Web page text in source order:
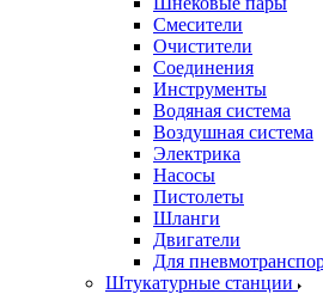
Смесители
Очистители
Соединения
Инструменты
Водяная система
Воздушная система
Электрика
Насосы
Пистолеты
Шланги
Двигатели
Для
Штукатурные станции